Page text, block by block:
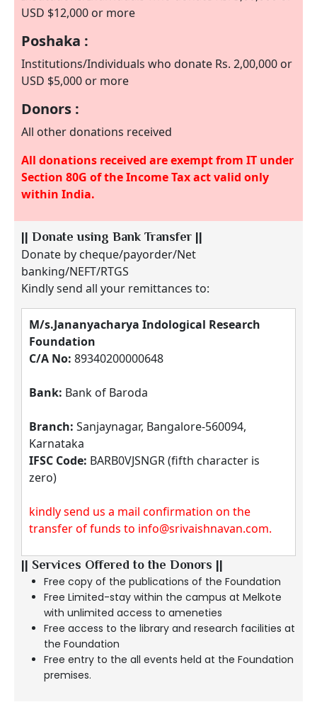
USD $12,000 or more
Poshaka :
Institutions/Individuals who donate Rs. 2,00,000 or
USD $5,000 or more
Donors :
All other donations received
All donations received are exempt from IT under
Section 80G of the Income Tax act valid only
within India.
|| Donate using Bank Transfer ||
Donate by cheque/payorder/Net
banking/NEFT/RTGS
Kindly send all your remittances to:
M/s.Jananyacharya Indological Research
Foundation
C/A No: 89340200000648
Bank: Bank of Baroda
Branch: Sanjaynagar, Bangalore-560094,
Karnataka
IFSC Code: BARB0VJSNGR (fifth character is
zero)
kindly send us a mail confirmation on the
transfer of funds to info@srivaishnavan.com.
|| Services Offered to the Donors ||
Free copy of the publications of the Foundation
Free Limited-stay within the campus at Melkote
with unlimited access to ameneties
Free access to the library and research facilities at
the Foundation
Free entry to the all events held at the Foundation
premises.